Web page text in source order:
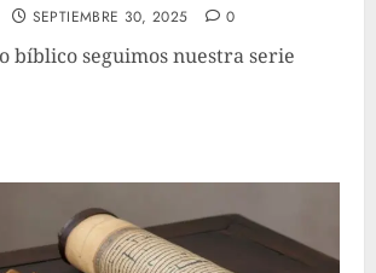
SEPTIEMBRE 30, 2025 0
bíblico seguimos nuestra serie